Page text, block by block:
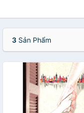
3 Sản Phẩm